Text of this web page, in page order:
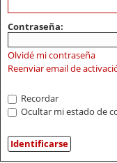
Contraseña:
Olvidé mi contraseña
Reenviar email de
Recordar
Ocultar mi estado de